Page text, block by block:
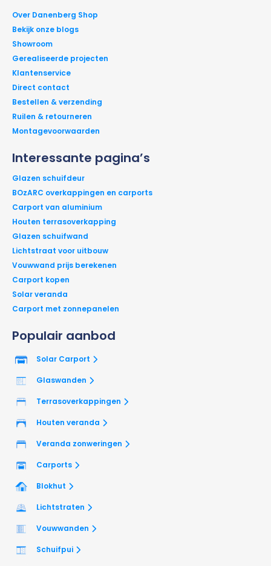
Populair aanbod
Solar Carport
Glaswanden
Terrasoverkappingen
Houten veranda
Veranda zonweringen
Carports
Blokhut
Lichtstraten
Vouwwanden
Schuifpui
Interessante pagina’s
Glazen schuifdeur
BOzARC overkappingen en carports
Carport van aluminium
Houten terrasoverkapping
Glazen schuifwand
Lichtstraat voor uitbouw
Vouwwand prijs berekenen
Carport kopen
Solar veranda
Carport met zonnepanelen
Over Danenberg Shop
Bekijk onze blogs
Showroom
Gerealiseerde projecten
Klantenservice
Direct contact
Bestellen & verzending
Ruilen & retourneren
Montagevoorwaarden